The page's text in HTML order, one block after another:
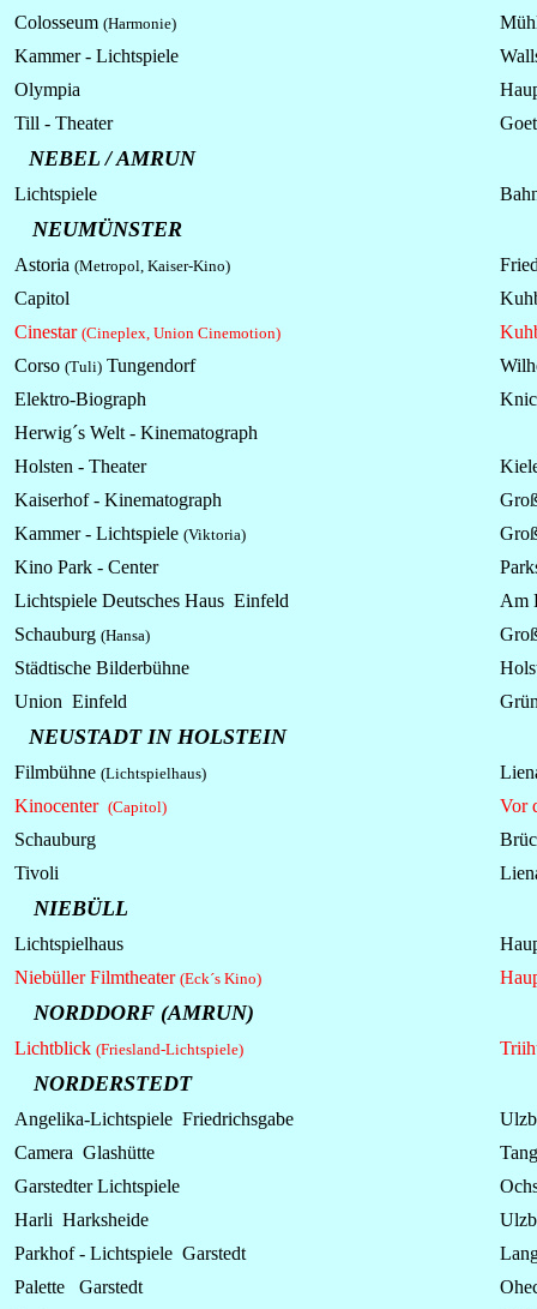
Colosseum (Harmonie)
Kammer - Lichtspiele
Olympia
Till - Theater
NEBEL / AMRUN
Lichtspiele
NEUMÜNSTER
Astoria (Metropol, Kaiser-Kino)
Capitol
Cinestar (Cineplex, Union Cinemotion)
Corso (Tuli) Tungendorf
Elektro-Biograph
Herwig´s Welt - Kinematograph
Holsten - Theater
Kaiserhof - Kinematograph
Kammer - Lichtspiele (Viktoria)
Kino Park - Center
Lichtspiele Deutsches Haus Einfeld
Am
Schauburg (Hansa)
Städtische Bilderbühne
Union Einfeld
NEUSTADT IN HOLSTEIN
Filmbühne (Lichtspielhaus)
Kinocenter (Capitol)
Vor
Schauburg
Tivoli
NIEBÜLL
Lichtspielhaus
Niebüller Filmtheater (Eck´s Kino)
NORDDORF (AMRUN)
Lichtblick (Friesland-Lichtspiele)
NORDERSTEDT
Angelika-Lichtspiele Friedrichsgabe
Camera Glashütte
Garstedter Lichtspiele
Harli Harksheide
Parkhof - Lichtspiele Garstedt
Palette Garstedt